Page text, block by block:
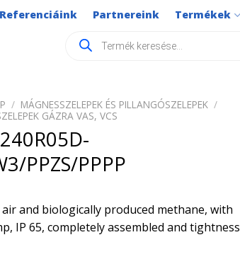
Referenciáink Partnereink Termékek
search
/ MÁGNESSZELEPEK ÉS PILLANGÓSZELEPEK /
GÁZRA VAS, VCS
PPZS/PPPP
air and biologically produced methane, with
IP 65, completely assembled and tightness